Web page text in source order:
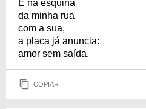
E na esquina
da minha rua
com a sua,
a placa já anuncia:
amor sem saída.
COPIAR